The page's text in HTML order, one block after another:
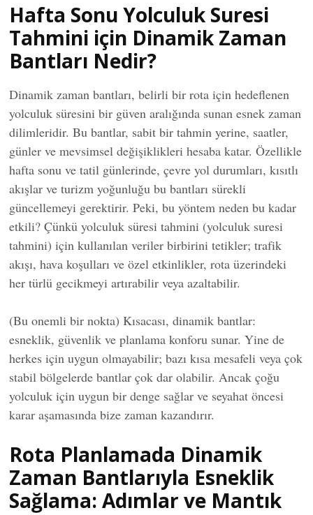
Hafta Sonu Yolculuk Suresi
Tahmini için Dinamik Zaman
Bantları Nedir?
Dinamik zaman bantları, belirli bir rota için hedeflenen
yolculuk süresini bir güven aralığında sunan esnek zaman
dilimleridir. Bu bantlar, sabit bir tahmin yerine, saatler,
günler ve mevsimsel değişiklikleri hesaba katar. Özellikle
hafta sonu ve tatil günlerinde, çevre yol durumları, kısıtlı
akışlar ve turizm yoğunluğu bu bantları sürekli
güncellemeyi gerektirir. Peki, bu yöntem neden bu kadar
etkili? Çünkü yolculuk süresi tahmini (yolculuk suresi
tahmini) için kullanılan veriler birbirini tetikler; trafik
akışı, hava koşulları ve özel etkinlikler, rota üzerindeki
her türlü gecikmeyi artırabilir veya azaltabilir.
(Bu onemli bir nokta) Kısacası, dinamik bantlar:
esneklik, güvenlik ve planlama konforu sunar. Yine de
herkes için uygun olmayabilir; bazı kısa mesafeli veya çok
stabil bölgelerde bantlar çok dar olabilir. Ancak çoğu
yolculuk için uygun bir denge sağlar ve seyahat öncesi
karar aşamasında bize zaman kazandırır.
Rota Planlamada Dinamik
Zaman Bantlarıyla Esneklik
Sağlama: Adımlar ve Mantık